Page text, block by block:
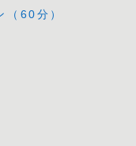
（60分）